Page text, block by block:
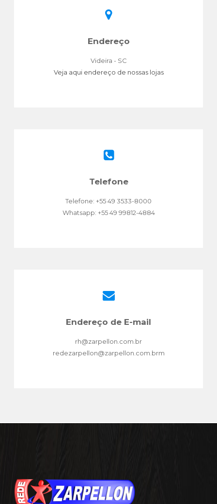
Endereço
Videira - SC
Veja aqui endereço de nossas lojas
Telefone
Telefone: +55 49 3533-8000
Whatsapp: +55 49 99812-4884
Endereço de E-mail
rh@zarpellon.com.br
redezarpellon@zarpellon.com.brm